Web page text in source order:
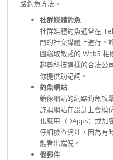
路釣魚方法。
社群媒體釣魚
社群媒體釣魚通常在
門的社交媒體上進行。
圖竊取敏感的 Web3 相
趨勢科技這樣的合法公
你提供助記詞。
釣魚網站
鏡像網站的網路釣魚攻
詐騙網站在設計上會模
化應用（DApps）或加
仔細檢查網址，因為有
能看出端倪。
假郵件